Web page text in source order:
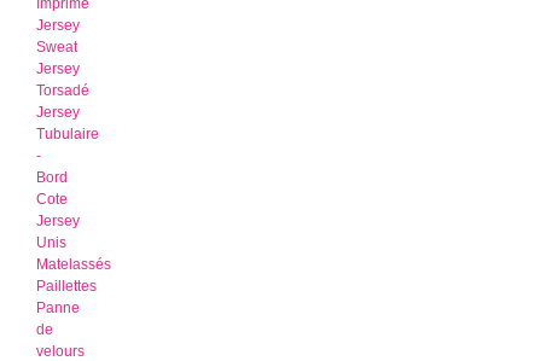
Imprimé
Jersey
Sweat
Jersey
Torsadé
Jersey
Tubulaire
-
Bord
Cote
Jersey
Unis
Matelassés
Paillettes
Panne
de
velours